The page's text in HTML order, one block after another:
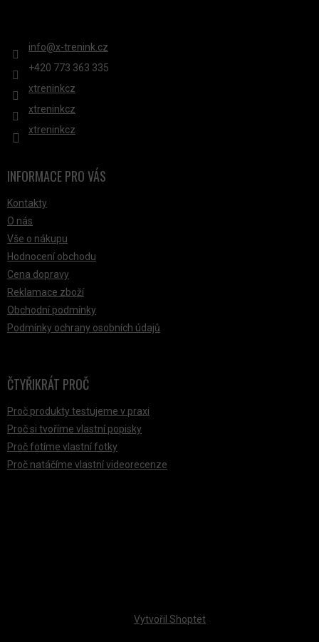
info@x-trenink.cz
+420 ‭773 363 335
xtreninkcz
xtreninkcz
xtreninkcz
INFORMACE PRO VÁS
Kontakty
O nás
Vše o nákupu
Hodnocení obchodu
Cena dopravy
Reklamace zboží
Obchodní podmínky
Podmínky ochrany osobních údajů
ČTYŘIKRÁT PROČ
Proč produkty testujeme v praxi
Proč si tvoříme vlastní popisky
Proč fotíme vlastní fotky
Proč natáčíme vlastní videorecenze
Vytvořil Shoptet